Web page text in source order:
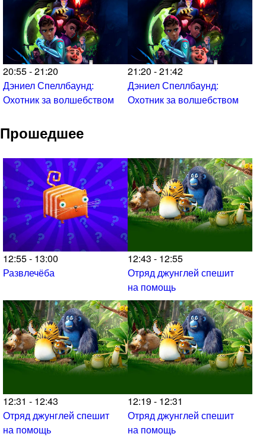
20:55 - 21:20
Дэниел Спеллбаунд:
Охотник за волшебством
21:20 - 21:42
Дэниел Спеллбаунд:
Охотник за волшебством
Прошедшее
12:55 - 13:00
Развлечёба
12:43 - 12:55
Отряд джунглей спешит
на помощь
12:31 - 12:43
Отряд джунглей спешит
на помощь
12:19 - 12:31
Отряд джунглей спешит
на помощь